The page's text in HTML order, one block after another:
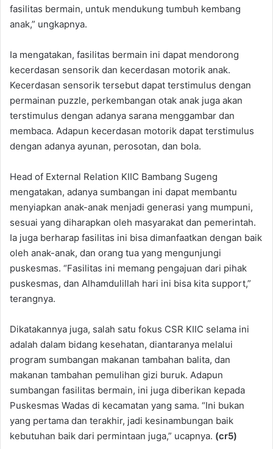
fasilitas bermain, untuk mendukung tumbuh kembang
anak,” ungkapnya.
Ia mengatakan, fasilitas bermain ini dapat mendorong
kecerdasan sensorik dan kecerdasan motorik anak.
Kecerdasan sensorik tersebut dapat terstimulus dengan
permainan puzzle, perkembangan otak anak juga akan
terstimulus dengan adanya sarana menggambar dan
membaca. Adapun kecerdasan motorik dapat terstimulus
dengan adanya ayunan, perosotan, dan bola.
Head of External Relation KIIC Bambang Sugeng
mengatakan, adanya sumbangan ini dapat membantu
menyiapkan anak-anak menjadi generasi yang mumpuni,
sesuai yang diharapkan oleh masyarakat dan pemerintah.
Ia juga berharap fasilitas ini bisa dimanfaatkan dengan baik
oleh anak-anak, dan orang tua yang mengunjungi
puskesmas. “Fasilitas ini memang pengajuan dari pihak
puskesmas, dan Alhamdulillah hari ini bisa kita support,”
terangnya.
Dikatakannya juga, salah satu fokus CSR KIIC selama ini
adalah dalam bidang kesehatan, diantaranya melalui
program sumbangan makanan tambahan balita, dan
makanan tambahan pemulihan gizi buruk. Adapun
sumbangan fasilitas bermain, ini juga diberikan kepada
Puskesmas Wadas di kecamatan yang sama. “Ini bukan
yang pertama dan terakhir, jadi kesinambungan baik
kebutuhan baik dari permintaan juga,” ucapnya. (cr5)